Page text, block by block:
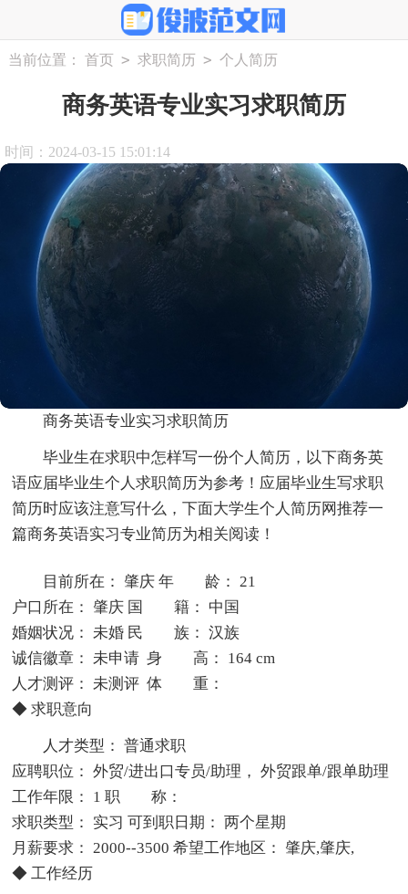
当前位置： 首页 > 求职简历 > 个人简历
商务英语专业实习求职简历
时间：2024-03-15 15:01:14
商务英语专业实习求职简历
毕业生在求职中怎样写一份个人简历，以下商务英
语应届毕业生个人求职简历为参考！应届毕业生写求职
简历时应该注意写什么，下面大学生个人简历网推荐一
篇商务英语实习专业简历为相关阅读！
目前所在： 肇庆 年 龄： 21
户口所在： 肇庆 国 籍： 中国
婚姻状况： 未婚 民 族： 汉族
诚信徽章： 未申请 身 高： 164 cm
人才测评： 未测评 体 重：
◆ 求职意向
人才类型： 普通求职
应聘职位： 外贸/进出口专员/助理， 外贸跟单/跟单助理
工作年限： 1 职 称：
求职类型： 实习 可到职日期： 两个星期
月薪要求： 2000--3500 希望工作地区： 肇庆,肇庆,
◆ 工作经历